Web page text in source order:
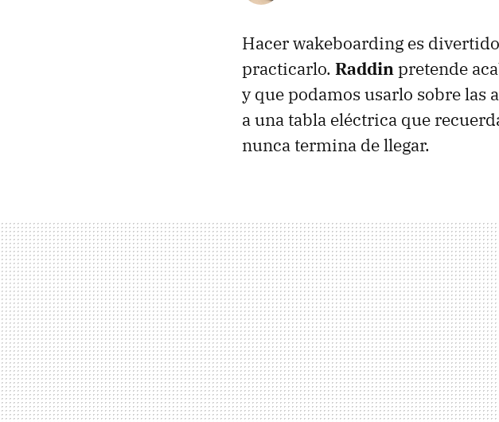
Hacer wakeboarding es
practicarlo. Raddinpretende
y que podamos usarlo sobre las
a una tabla eléctrica que
nunca termina de llegar.